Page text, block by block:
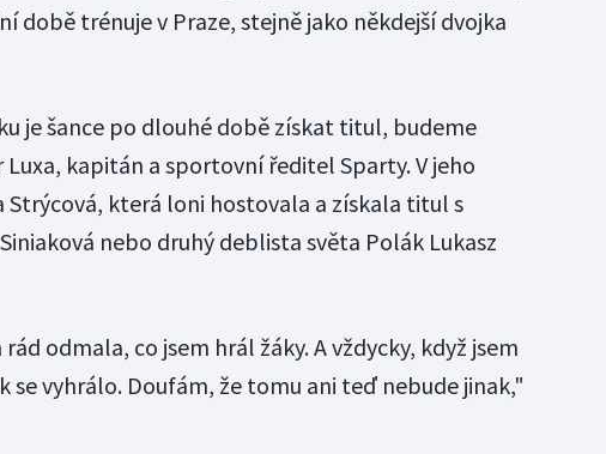
době trénuje v Praze, stejně jako někdejší dvojka
je šance po dlouhé době získat titul, budeme
kapitán a sportovní ředitel Sparty. V jeho
Strýcová, která loni hostovala a získala titul s
nebo druhý deblista světa Polák Lukasz
odmala, co jsem hrál žáky. A vždycky, když jsem
se vyhrálo. Doufám, že tomu ani teď nebude jinak,"